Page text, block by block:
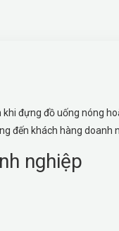
đựng đồ uống nóng
đến khách hàng doanh
nghiệp